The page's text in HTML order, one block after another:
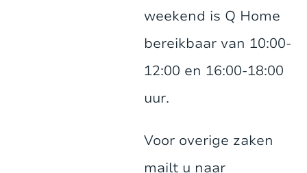
weekend is Q Home
bereikbaar van 10:00-
12:00 en 16:00-18:00
uur.
Voor overige zaken
mailt u naar